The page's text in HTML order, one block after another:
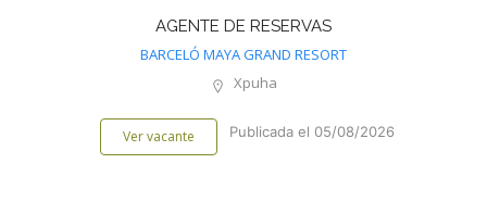
AGENTE DE RESERVAS
BARCELÓ MAYA GRAND RESORT
Xpuha
Ver vacante Publicada el 05/08/2026